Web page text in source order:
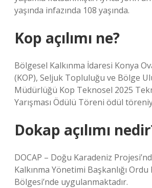
yaşında infazında 108 yaşında.
Kop açılımı ne?
Bölgesel Kalkınma İdaresi Konya
(KOP), Seljuk Topluluğu ve Bölge
Müdürlüğü Kop Teknosel 2025
Yarışması Ödülü Töreni ödül
Dokap açılımı
DOCAP – Doğu Karadeniz
Kalkınma Yönetimi Başkanlığı Ordu
Bölgesi’nde uygulanmaktadır.